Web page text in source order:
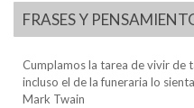
FRASES Y
Cumplamos la tarea de vivir de
incluso el de la funeraria lo
Mark Twain